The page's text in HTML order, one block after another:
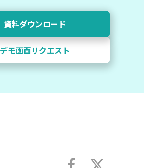
デモ画面リクエスト
資料ダウンロード